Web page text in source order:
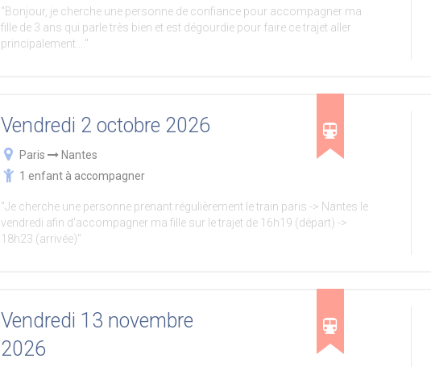
"Bonjour, je cherche une personne de confiance pour accompagner ma
fille de 3 ans qui parle très bien et est dégourdie pour faire ce trajet aller
principalement...."
Vendredi 2 octobre 2026
Paris
Nantes
1 enfant à accompagner
"Je cherche une personne prenant régulièrement le train paris -> Nantes le
vendredi afin d'accompagner ma fille sur le trajet de 16h19 (départ) ->
18h23 (arrivée)"
Vendredi 13 novembre
2026